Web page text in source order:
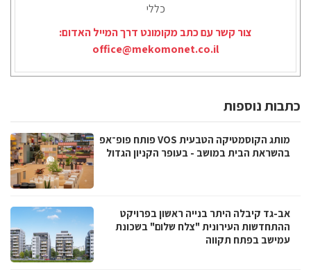
כללי
צור קשר עם כתב מקומונט דרך המייל האדום:
office@mekomonet.co.il
כתבות נוספות
מותג הקוסמטיקה הטבעית VOS פותח פופ־אפ
בהשראת הבית במושב - בעופר הקניון הגדול
אב-גד קיבלה היתר בנייה ראשון בפרויקט
ההתחדשות העירונית "צלח שלום" בשכונת
עמישב בפתח תקווה